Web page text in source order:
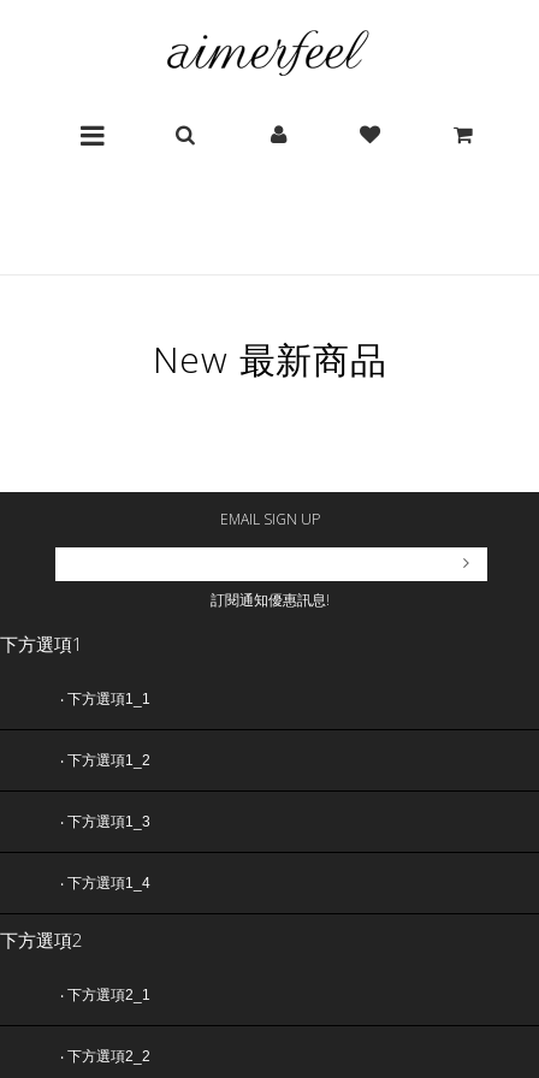
New 最新商品
EMAIL SIGN UP
訂閱通知優惠訊息!
下方選項1
‧ 下方選項1_1
‧ 下方選項1_2
‧ 下方選項1_3
‧ 下方選項1_4
下方選項2
‧ 下方選項2_1
‧ 下方選項2_2